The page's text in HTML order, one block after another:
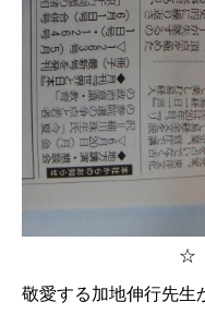
☆
敬愛する加地伸行先生